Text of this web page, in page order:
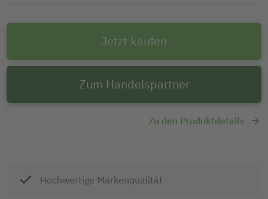
Hochwertige Markenqualität
Jetzt kaufen
Zum Handelspartner
Zu den Produktdetails